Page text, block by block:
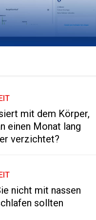
mit dem Körper,
einen Monat lang
verzichtet?
nicht mit nassen
sollten